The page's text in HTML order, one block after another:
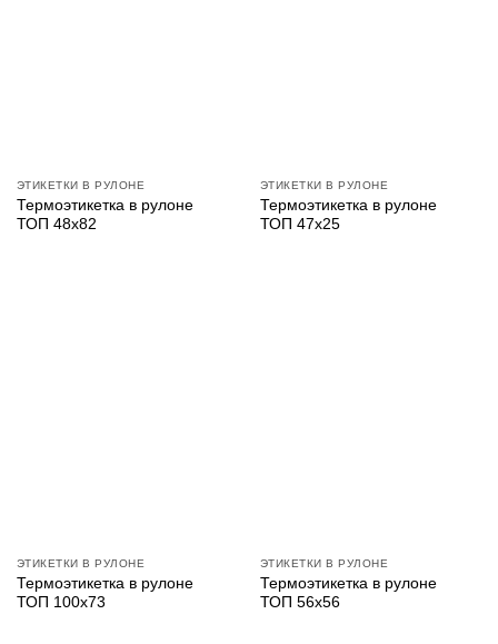
ЭТИКЕТКИ В РУЛОНЕ
Термоэтикетка в рулоне
ТОП 48х82
ЭТИКЕТКИ В РУЛОНЕ
Термоэтикетка в рулоне
ТОП 47х25
ЭТИКЕТКИ В РУЛОНЕ
Термоэтикетка в рулоне
ТОП 100х73
ЭТИКЕТКИ В РУЛОНЕ
Термоэтикетка в рулоне
ТОП 56х56